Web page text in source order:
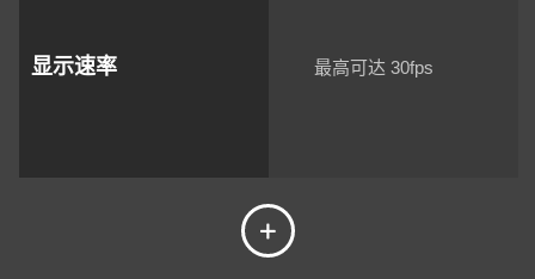
显示速率 最高可达 30fps